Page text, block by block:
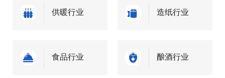
供暖行业 造纸行业
食品行业 酿酒行业